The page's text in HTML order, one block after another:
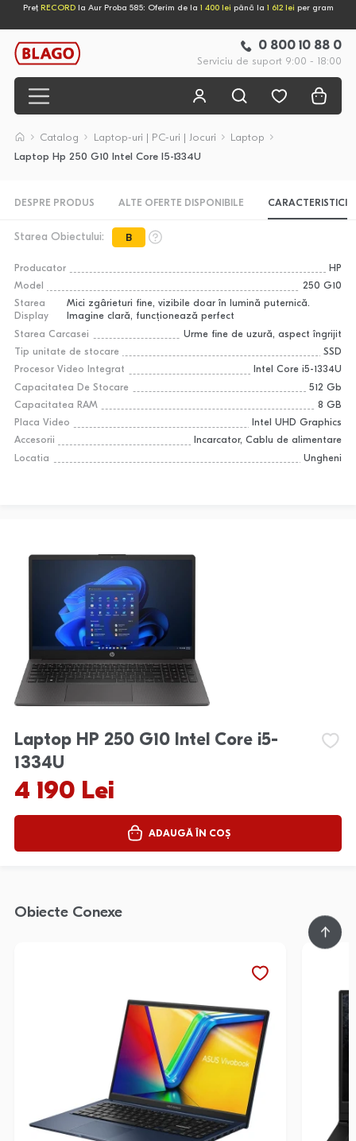
Preț RECORD la Aur Proba 585: Oferim de la 1 400 lei până la 1 612 lei per gram
0 800 10 88 0
Serviciu de suport 9:00 - 18:00
Catalog Laptop-uri | PC-uri | Jocuri
Laptop
Laptop Hp 250 G10 Intel Core I5-1334U
DESPRE PRODUS ALTE OFERTE DISPONIBILE CARACTERISTICI
Starea Obiectului: B
Producator
HP
Model
250 G10
Starea
Display
Mici zgârieturi fine, vizibile doar în lumină puternică.
Imagine clară, funcționează perfect
Starea Carcasei
Urme fine de uzură, aspect îngrijit
Tip unitate de stocare
SSD
Procesor Video Integrat
Intel Core i5-1334U
Capacitatea De Stocare
512 Gb
Capacitatea RAM
8 GB
Placa Video
Intel UHD Graphics
Accesorii
Incarcator, Cablu de alimentare
Locatia
Ungheni
Laptop HP 250 G10 Intel Core i5-
1334U
4 190 Lei
ADAUGĂ ÎN COȘ
Obiecte Conexe